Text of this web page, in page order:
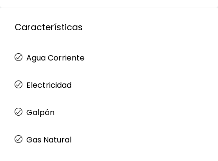
Características
Agua Corriente
Electricidad
Galpón
Gas Natural